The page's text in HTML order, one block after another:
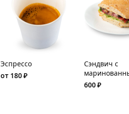
Эспрессо
от 180₽
Сэндвич с
ростбифом и
600₽